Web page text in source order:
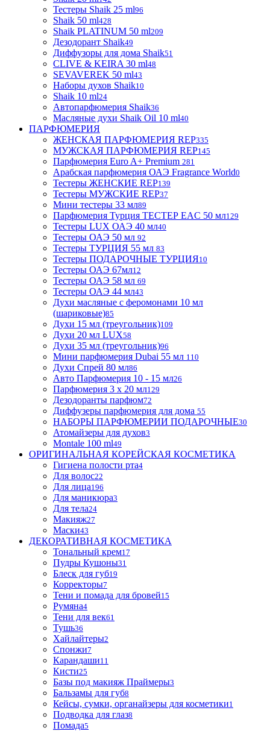
Тестеры Shaik 25 ml96
Shaik 50 ml428
Shaik PLATINUM 50 ml209
Дезодорант Shaik49
Диффузоры для дома Shaik51
CLIVE & KEIRA 30 ml48
SEVAVEREK 50 ml43
Наборы духов Shaik10
Shaik 10 ml24
Автопарфюмерия Shaik36
Масляные духи Shaik Oil 10 ml40
ПАРФЮМЕРИЯ
ЖЕНСКАЯ ПАРФЮМЕРИЯ REP335
МУЖСКАЯ ПАРФЮМЕРИЯ REP145
Парфюмерия Euro A+ Premium 281
Арабская парфюмерия ОАЭ Fragrance World0
Тестеры ЖЕНСКИЕ REP139
Тестеры МУЖСКИЕ REP37
Мини тестеры 33 мл89
Парфюмерия Турция ТЕСТЕР EAC 50 мл129
Тестеры LUX ОАЭ 40 мл40
Тестеры ОАЭ 50 мл 92
Тестеры ТУРЦИЯ 55 мл 83
Тестеры ПОДАРОЧНЫЕ ТУРЦИЯ10
Тестеры ОАЭ 67мл12
Тестеры ОАЭ 58 мл 69
Тестеры ОАЭ 44 мл43
Духи масляные с феромонами 10 мл
(шариковые)85
Духи 15 мл (треугольник)109
Духи 20 мл LUX58
Духи 35 мл (треугольник)96
Мини парфюмерия Dubai 55 мл 110
Духи Спрей 80 мл86
Авто Парфюмерия 10 - 15 мл26
Парфюмерия 3 х 20 мл129
Дезодоранты парфюм72
Диффузеры парфюмерия для дома 55
НАБОРЫ ПАРФЮМЕРИИ ПОДАРОЧНЫЕ30
Атомайзеры для духов3
Montale 100 ml49
ОРИГИНАЛЬНАЯ КОРЕЙСКАЯ КОСМЕТИКА
Гигиена полости рта4
Для волос22
Для лица196
Для маникюра3
Для тела24
Макияж27
Маски43
ДЕКОРАТИВНАЯ КОСМЕТИКА
Тональный крем17
Пудры Кушоны31
Блеск для губ19
Корректоры7
Тени и помада для бровей15
Румяна4
Тени для век61
Тушь36
Хайлайтеры2
Спонжи7
Карандаши11
Кисти25
Базы под макияж Праймеры3
Бальзамы для губ8
Кейсы, сумки, органайзеры для косметики1
Подводка для глаз8
Помада5